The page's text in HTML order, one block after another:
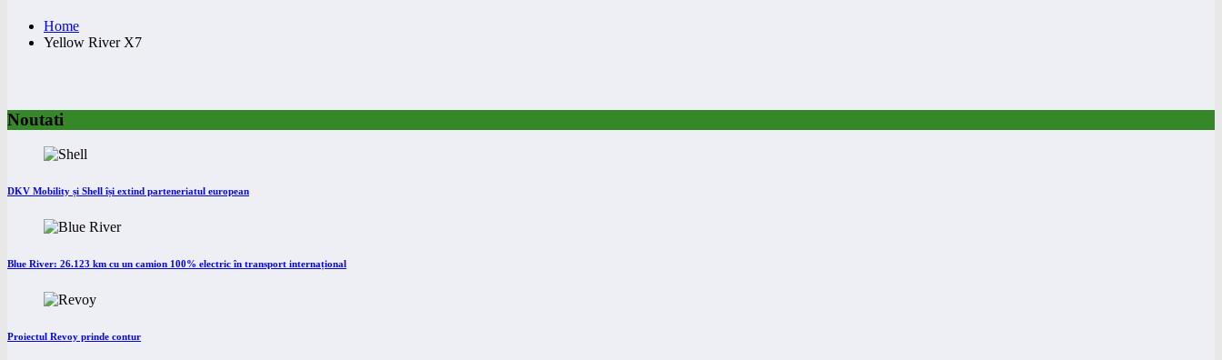
Home
Yellow River X7
Noutati
DKV Mobility și Shell își extind parteneriatul european
Blue River: 26.123 km cu un camion 100% electric în transport internațional
Proiectul Revoy prinde contur